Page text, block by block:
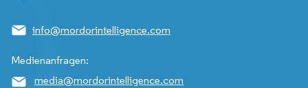
info@mordorintelligence.com
Medienanfragen:
media@mordorintelligence.com